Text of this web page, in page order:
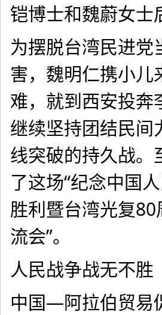
铠博士和魏蔚女士
为摆脱台湾民进党
害，魏明仁携小儿
难，就到西安投奔
继续坚持团结民间
线突破的持久战。
了这场“纪念中国
胜利暨台湾光复80
流会”。
人民战争战无不胜
中国—阿拉伯贸易